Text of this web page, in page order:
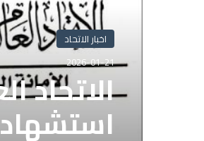
اخبار الاتحاد
2026-01-21
الاتحاد
استشهاد